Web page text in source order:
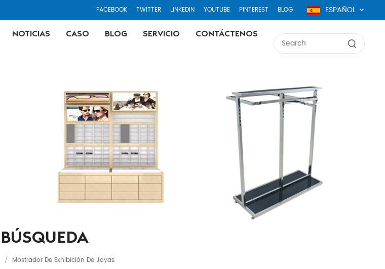
FACEBOOK TWITTER LINKEDIN YOUTUBE PINTEREST BLOG ESPAÑOL
NOTICIAS CASO BLOG SERVICIO CONTÁCTENOS
BÚSQUEDA
/ Mostrador De Exhibición De Joyas